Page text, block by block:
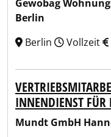
Gewobag
Berlin
Berlin
Vollzeit
INNENDIENST FÜR
Mundt GmbH